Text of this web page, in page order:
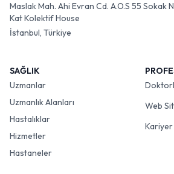
Maslak Mah. Ahi Evran Cd. A.O.S 55 Sokak
Kat Kolektif House
İstanbul, Türkiye
SAĞLIK
Uzmanlar
Uzmanlık Alanları
Hastalıklar
Hizmetler
Hastaneler
Web
Kariyer